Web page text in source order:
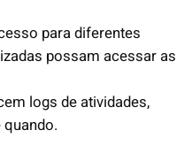
para diferentes
possam acessar as
logs de atividades,